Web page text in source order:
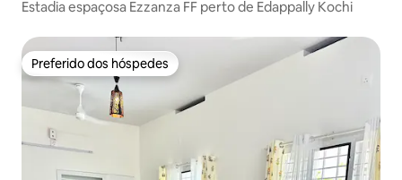
Estadia espaçosa Ezzanza FF perto de Edappally Kochi
Preferido dos hóspedes
Preferido dos hóspedes